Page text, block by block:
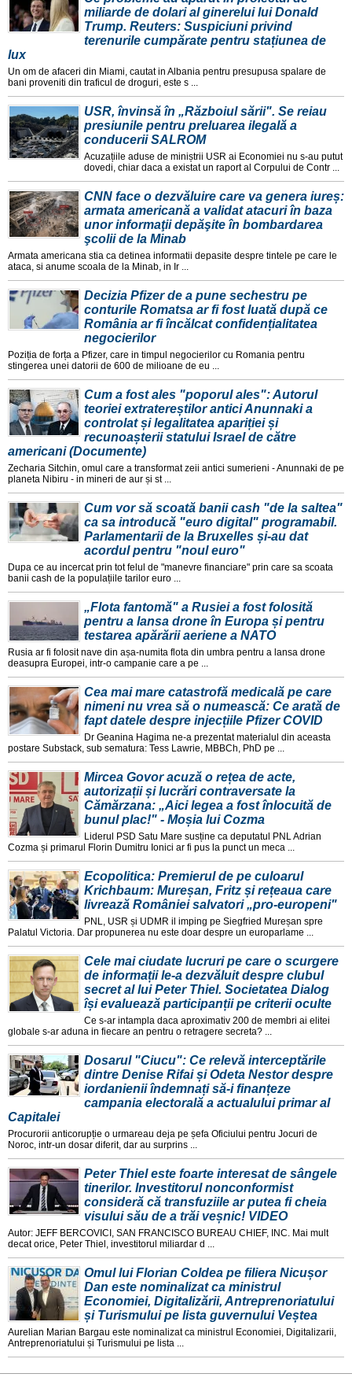
miliarde de dolari al ginerelui lui Donald
Trump. Reuters: Suspiciuni privind
terenurile cumpărate pentru stațiunea de
lux
Un om de afaceri din Miami, cautat in Albania pentru presupusa spalare de
bani proveniti din traficul de droguri, este s ...
USR, învinsă în „Războiul sării". Se reiau
presiunile pentru preluarea ilegală a
conducerii SALROM
Acuzațiile aduse de miniștrii USR ai Economiei nu s-au putut
dovedi, chiar daca a existat un raport al Corpului de Contr ...
CNN face o dezvăluire care va genera iureș:
armata americană a validat atacuri în baza
unor informaţii depăşite în bombardarea
şcolii de la Minab
Armata americana stia ca detinea informatii depasite despre tintele pe care le
ataca, si anume scoala de la Minab, in Ir ...
Decizia Pfizer de a pune sechestru pe
conturile Romatsa ar fi fost luată după ce
România ar fi încălcat confidențialitatea
negocierilor
Poziția de forța a Pfizer, care in timpul negocierilor cu Romania pentru
stingerea unei datorii de 600 de milioane de eu ...
Cum a fost ales "poporul ales": Autorul
teoriei extratereștilor antici Anunnaki a
controlat și legalitatea apariției și
recunoașterii statului Israel de către
americani (Documente)
Zecharia Sitchin, omul care a transformat zeii antici sumerieni - Anunnaki de pe
planeta Nibiru - in mineri de aur și st ...
Cum vor să scoată banii cash "de la saltea"
ca sa introducă "euro digital" programabil.
Parlamentarii de la Bruxelles și-au dat
acordul pentru "noul euro"
Dupa ce au incercat prin tot felul de "manevre financiare" prin care sa scoata
banii cash de la populațiile tarilor euro ...
„Flota fantomă" a Rusiei a fost folosită
pentru a lansa drone în Europa și pentru
testarea apărării aeriene a NATO
Rusia ar fi folosit nave din așa-numita flota din umbra pentru a lansa drone
deasupra Europei, intr-o campanie care a pe ...
Cea mai mare catastrofă medicală pe care
nimeni nu vrea să o numească: Ce arată de
fapt datele despre injecțiile Pfizer COVID
Dr Geanina Hagima ne-a prezentat materialul din aceasta
postare Substack, sub sematura: Tess Lawrie, MBBCh, PhD pe ...
Mircea Govor acuză o rețea de acte,
autorizații și lucrări contraversate la
Cămărzana: „Aici legea a fost înlocuită de
bunul plac!" - Moșia lui Cozma
Liderul PSD Satu Mare susține ca deputatul PNL Adrian
Cozma și primarul Florin Dumitru Ionici ar fi pus la punct un meca ...
Ecopolitica: Premierul de pe culoarul
Krichbaum: Mureșan, Fritz și rețeaua care
livrează României salvatori „pro-europeni"
PNL, USR și UDMR il imping pe Siegfried Mureșan spre
Palatul Victoria. Dar propunerea nu este doar despre un europarlame ...
Cele mai ciudate lucruri pe care o scurgere
de informații le-a dezvăluit despre clubul
secret al lui Peter Thiel. Societatea Dialog
își evaluează participanții pe criterii oculte
Ce s-ar intampla daca aproximativ 200 de membri ai elitei
globale s-ar aduna in fiecare an pentru o retragere secreta? ...
Dosarul "Ciucu": Ce relevă interceptările
dintre Denise Rifai și Odeta Nestor despre
iordanienii îndemnați să-i finanțeze
campania electorală a actualului primar al
Capitalei
Procurorii anticorupție o urmareau deja pe șefa Oficiului pentru Jocuri de
Noroc, intr-un dosar diferit, dar au surprins ...
Peter Thiel este foarte interesat de sângele
tinerilor. Investitorul nonconformist
consideră că transfuziile ar putea fi cheia
visului său de a trăi veșnic! VIDEO
Autor: JEFF BERCOVICI, SAN FRANCISCO BUREAU CHIEF, INC. Mai mult
decat orice, Peter Thiel, investitorul miliardar d ...
Omul lui Florian Coldea pe filiera Nicușor
Dan este nominalizat ca ministrul
Economiei, Digitalizării, Antreprenoriatului
și Turismului pe lista guvernului Veștea
Aurelian Marian Bargau este nominalizat ca ministrul Economiei, Digitalizarii,
Antreprenoriatului și Turismului pe lista ...